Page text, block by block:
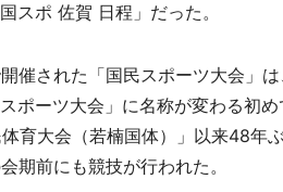
スポ 佐賀 日程」だった。
催された「国民スポーツ大会」
ポーツ大会」に名称が変わる初
育大会（若楠国体）」以来48年
期前にも競技が行われた。